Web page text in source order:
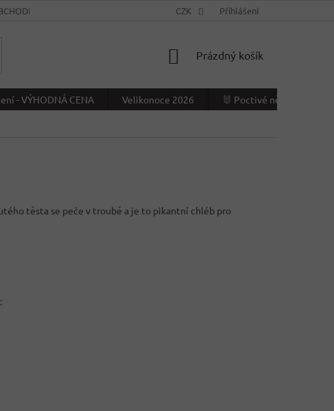
PODMÍNKY VÝDEJNÍ MÍSTO
CZK Přihlášení
NÁKUPNÍ
Prázdný košík
- VÝHODNÁ CENA Velikonoce 2026
🐰 Poctivé německé
těsta se peče v troubě a je to pikantní chléb pro